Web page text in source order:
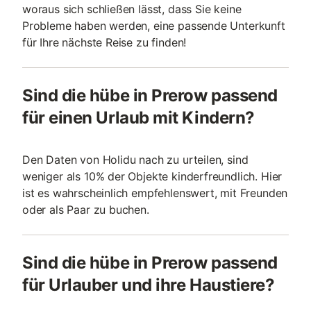
woraus sich schließen lässt, dass Sie keine
Probleme haben werden, eine passende Unterkunft
für Ihre nächste Reise zu finden!
Sind die hübe in Prerow passend
für einen Urlaub mit Kindern?
Den Daten von Holidu nach zu urteilen, sind
weniger als 10% der Objekte kinderfreundlich. Hier
ist es wahrscheinlich empfehlenswert, mit Freunden
oder als Paar zu buchen.
Sind die hübe in Prerow passend
für Urlauber und ihre Haustiere?